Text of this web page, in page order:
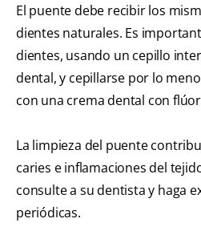
El puente debe recibir los
dientes naturales. Es
dientes, usando un cepillo
dental, y cepillarse por lo
con una crema dental con
La limpieza del puente
caries e inflamaciones del
consulte a su dentista y haga
periódicas.